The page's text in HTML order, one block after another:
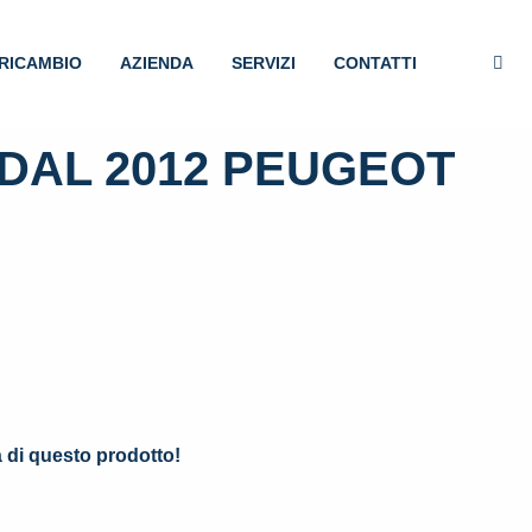
AZIENDA SERVIZI CONTATTI
2012 PEUGEOT
di questo prodotto!